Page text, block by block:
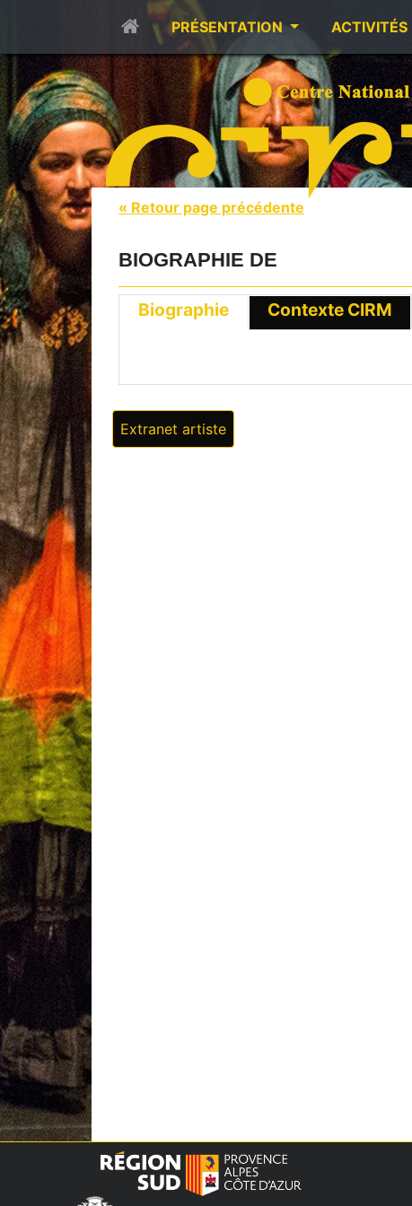
PRÉSENTATION ACTIVITÉS
« Retour page précédente
BIOGRAPHIE DE
Biographie Contexte CIRM
Extranet artiste